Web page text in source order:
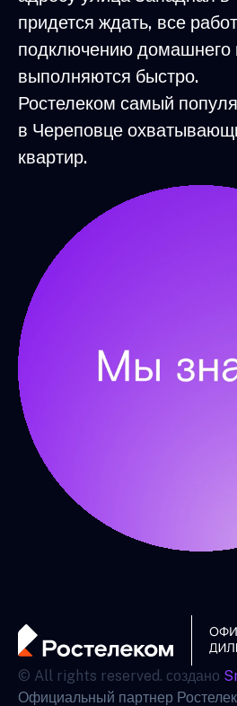
придется ждать, все
подключению домашнего
выполняются быстро.
Ростелеком самый
в Череповце
квартир.
© All rights reserved. создано
Официальный партнер